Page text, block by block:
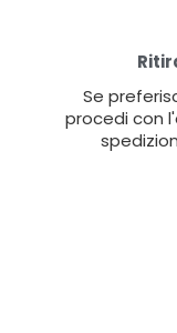
Se
procedi con